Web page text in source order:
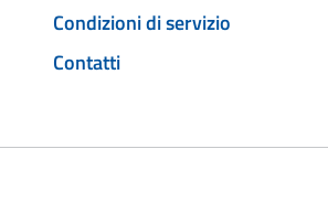
Condizioni di servizio
Contatti